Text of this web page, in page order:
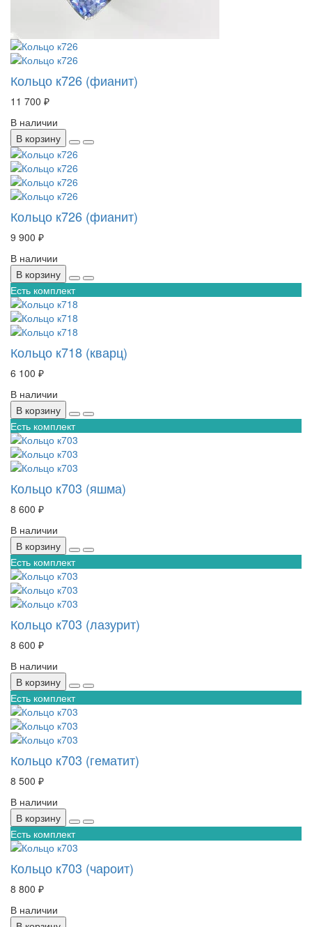
Кольцо к726 (фианит)
11 700 ₽
В наличии
В корзину
Кольцо к726 (фианит)
9 900 ₽
В наличии
В корзину
Есть комплект
Кольцо к718 (кварц)
6 100 ₽
В наличии
В корзину
Есть комплект
Кольцо к703 (яшма)
8 600 ₽
В наличии
В корзину
Есть комплект
Кольцо к703 (лазурит)
8 600 ₽
В наличии
В корзину
Есть комплект
Кольцо к703 (гематит)
8 500 ₽
В наличии
В корзину
Есть комплект
Кольцо к703 (чароит)
8 800 ₽
В наличии